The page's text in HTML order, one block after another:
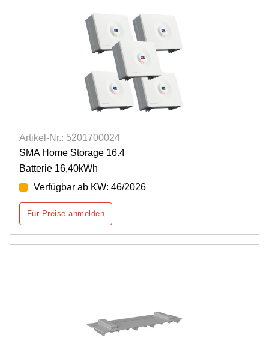
Artikel-Nr.: 5201700024
SMA Home Storage 16.4
Batterie 16,40kWh
Verfügbar ab KW: 46/2026
Für Preise anmelden